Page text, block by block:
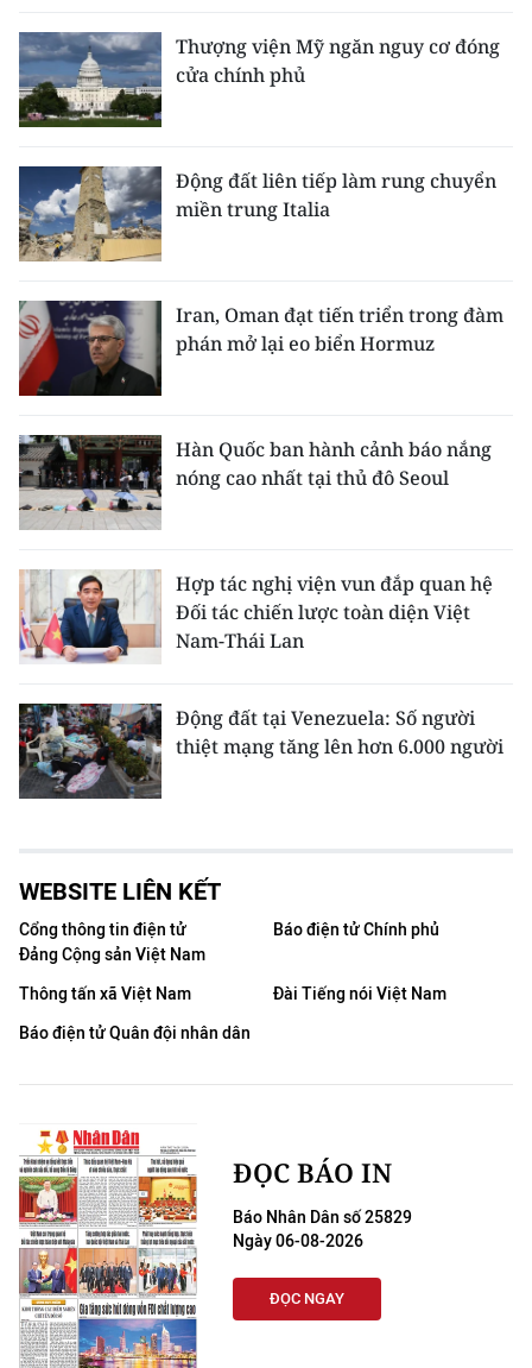
Thượng viện Mỹ ngăn nguy cơ đóng
cửa chính phủ
Động đất liên tiếp làm rung chuyển
miền trung Italia
Iran, Oman đạt tiến triển trong đàm
phán mở lại eo biển Hormuz
Hàn Quốc ban hành cảnh báo nắng
nóng cao nhất tại thủ đô Seoul
Hợp tác nghị viện vun đắp quan hệ
Đối tác chiến lược toàn diện Việt
Nam-Thái Lan
Động đất tại Venezuela: Số người
thiệt mạng tăng lên hơn 6.000 người
WEBSITE LIÊN KẾT
Cổng thông tin điện tử
Đảng Cộng sản Việt Nam
Báo điện tử Chính phủ
Thông tấn xã Việt Nam
Đài Tiếng nói Việt Nam
Báo điện tử Quân đội nhân dân
ĐỌC BÁO IN
Báo Nhân Dân số 25829
Ngày 06-08-2026
ĐỌC NGAY